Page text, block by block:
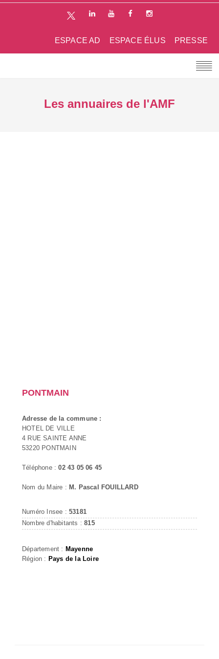
PRESSE
ESPACE ÉLUS
ESPACE AD
Les annuaires de l'AMF
PONTMAIN
Adresse de la commune :
HOTEL DE VILLE
4 RUE SAINTE ANNE
53220 PONTMAIN
Téléphone :02 43 05 06 45
Nom du Maire : M. Pascal FOUILLARD
Numéro Insee : 53181
Nombre d'habitants :815
Département : Mayenne
Région : Pays de la Loire